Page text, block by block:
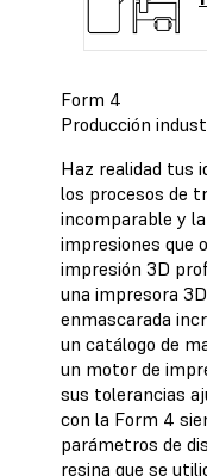
Form 4
Producción
Haz realidad tus
los procesos de
incomparable y
impresiones que
impresión 3D
una impresora
enmascarada
un catálogo de
un motor de
sus tolerancias
con la Form 4
parámetros de
resina que se